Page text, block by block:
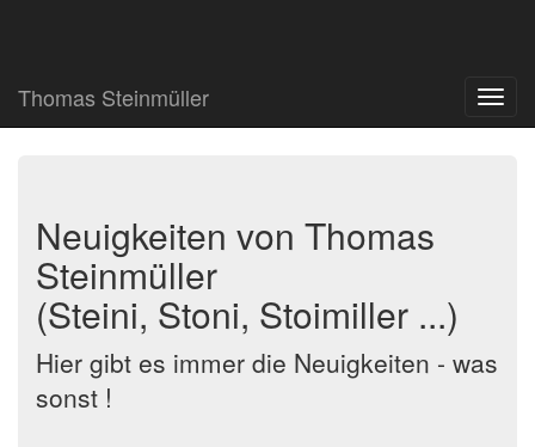
ein-/
Thomas Steinmüller
Neuigkeiten von Thomas
Steinmüller
(Steini, Stoni, Stoimiller ...)
Hier gibt es immer die Neuigkeiten - was
sonst !